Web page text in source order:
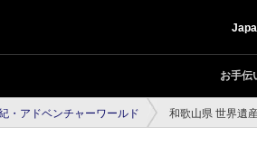
お手伝
・アドベンチャーワールド 和歌山県 世界遺